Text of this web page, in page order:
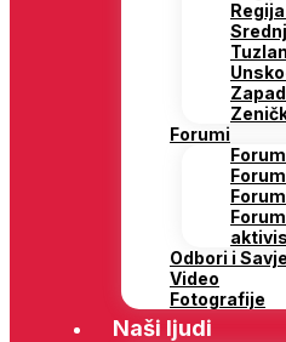
Forumi
Odbori i
Video
Fotografije
Naši ljudi